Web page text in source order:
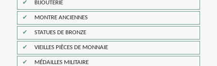
BIJOUTERIE
MONTRE ANCIENNES
STATUES DE BRONZE
VIEILLES PIÈCES DE MONNAIE
MÉDAILLES MILITAIRE